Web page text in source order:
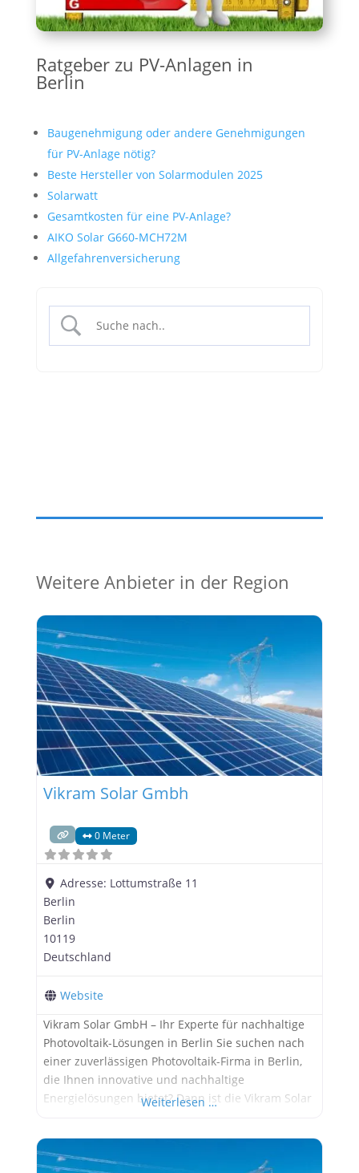
Ratgeber zu PV-Anlagen in
Berlin
Baugenehmigung oder andere Genehmigungen
für PV-Anlage nötig?
Beste Hersteller von Solarmodulen 2025
Solarwatt
Gesamtkosten für eine PV-Anlage?
AIKO Solar G660-MCH72M
Allgefahrenversicherung
Weitere Anbieter in der Region
Vikram Solar Gmbh
0 Meter
Adresse: Lottumstraße 11
Berlin
Berlin
10119
Deutschland
Website
Vikram Solar GmbH – Ihr Experte für nachhaltige
Photovoltaik-Lösungen in Berlin Sie suchen nach
einer zuverlässigen Photovoltaik-Firma in Berlin,
die Ihnen innovative und nachhaltige
Energielösungen bietet? Dann ist die Vikram Solar
führender Anbieter von Photovoltaik-Systemen
Weiterlesen …